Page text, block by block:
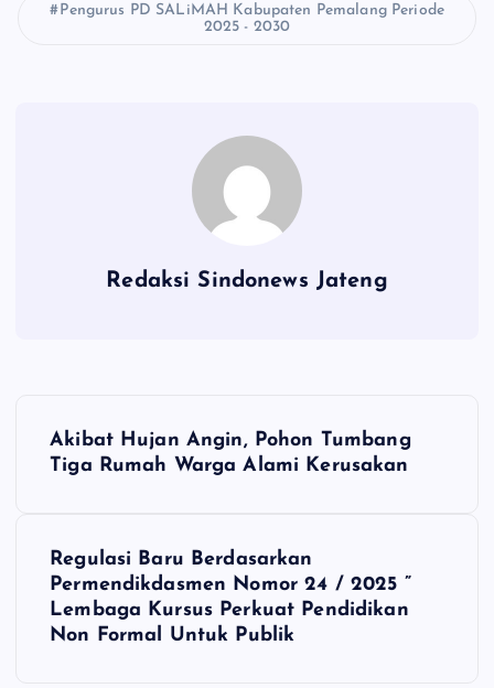
Pengurus PD SALiMAH Kabupaten Pemalang Periode
2025 - 2030
Redaksi Sindonews Jateng
Akibat Hujan Angin, Pohon Tumbang
Tiga Rumah Warga Alami Kerusakan
Regulasi Baru Berdasarkan
Permendikdasmen Nomor 24 / 2025 ”
Lembaga Kursus Perkuat Pendidikan
Non Formal Untuk Publik